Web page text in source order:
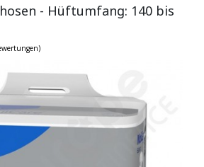
- Hüftumfang: 140 bis
Bewertungen)